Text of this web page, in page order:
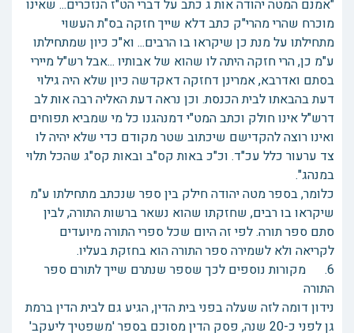
"אמנם המטה יהודה אות ג כתב על דברי הט"ז הנזכרים... שאינו
מוכרח שהרי מהרי"ק כתב דלא שייך חזקה בס"ת העשוי
מתחילתו על מנת כן שיקראו בו הרבים... וא"כ כיון שמתחילתו
ע"מ כן, הרי חזקה היתה לו שהוא של אבותיו ...אבל רש"ל מיירי
בסתם ואדרבא, אמרינן דחזקה דאקדשה כיון שלא היה גילוי
דעת בהבאתו לבית הכנסת. וכן נראה דעת האליה רבה אות לב
דרש"ל אינו חולק וכתב המט"י דמנהגנו כל מי שמביא תפוחים
ואינו רוצה להקדישם שיכתוב שטר מקודם כדי שלא יהיה לו
צד ערעור כלל עכ"ד. וכ"כ באות קס"ב ובאות קס"ג שהכל תלוי
במנהג".
כלומר, בספר מטה יהודה חילק בין ספר שנכתב מתחילתו ע"מ
שיקראו בו רבים, שחזקתו שהוא נשאר ברשות התורה, לבין
סתם ספר תורה. לפי זה היום שכל ספרי התורה מיועדים
לקריאה ולא לשמירה ספר התורה הוא בחזקת בעליו.
6. מקורות נוספים לכך שספר שנתרם שייך לתורם ספר
התורה
נידון דומה לזה שעלה בפני בית הדין, הגיע גם לבית הדין ברמת
גן לפני כ-20 שנה, פסק הדין מסוכם בספר 'משפטיך ליעקב'